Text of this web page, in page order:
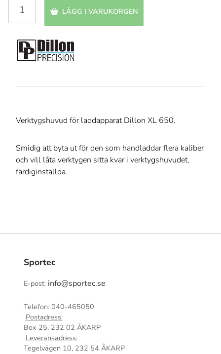
LÄGG I VARUKORGEN
Verktygshuvud för laddapparat Dillon XL 650.
Smidig att byta ut för den som handladdar flera kaliber
och vill låta verktygen sitta kvar i verktygshuvudet,
färdiginställda.
Sportec
E-post: info@sportec.se
Telefon: 040-465050
Postadress:
Box 25, 232 02 ÅKARP
Leveransadress:
Tegelvägen 10, 232 54 ÅKARP